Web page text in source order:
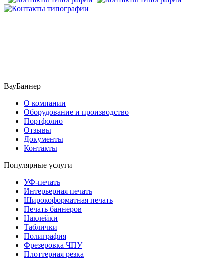
ВауБаннер
О компании
Оборудование и производство
Портфолио
Отзывы
Документы
Контакты
Популярные услуги
УФ-печать
Интерьерная печать
Широкоформатная печать
Печать баннеров
Наклейки
Таблички
Полиграфия
Фрезеровка ЧПУ
Плоттерная резка